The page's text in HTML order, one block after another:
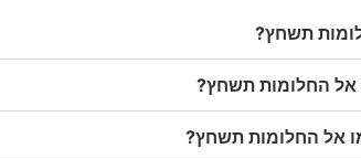
תשחץ?
אל החלומות תשחץ?
אל החלומות תשחץ?